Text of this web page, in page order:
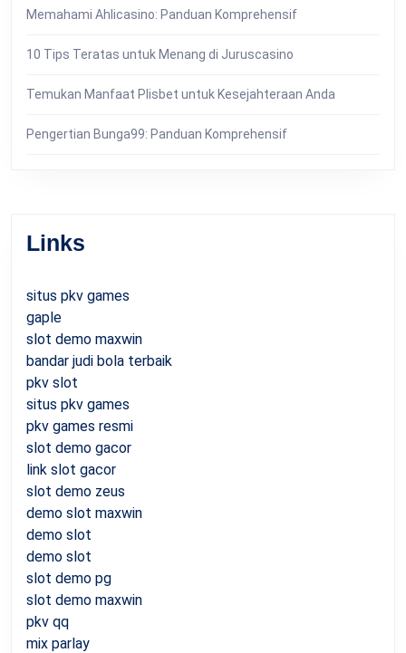
Memahami Ahlicasino: Panduan Komprehensif
10 Tips Teratas untuk Menang di Juruscasino
Temukan Manfaat Plisbet untuk Kesejahteraan Anda
Pengertian Bunga99: Panduan Komprehensif
Links
situs pkv games
gaple
slot demo maxwin
bandar judi bola terbaik
pkv slot
situs pkv games
pkv games resmi
slot demo gacor
link slot gacor
slot demo zeus
demo slot maxwin
demo slot
demo slot
slot demo pg
slot demo maxwin
pkv qq
mix parlay